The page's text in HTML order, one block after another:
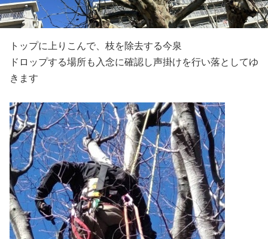
トップに上りこんで、枝を除去する今泉
ドロップする場所も入念に確認し声掛けを行い落としてゆ
きます